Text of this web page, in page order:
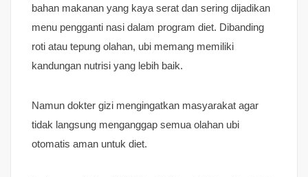
bahan makanan yang kaya serat dan sering dijadikan
menu pengganti nasi dalam program diet. Dibanding
roti atau tepung olahan, ubi memang memiliki
kandungan nutrisi yang lebih baik.
Namun dokter gizi mengingatkan masyarakat agar
tidak langsung menganggap semua olahan ubi
otomatis aman untuk diet.